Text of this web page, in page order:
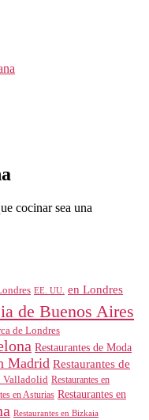
cocinar sea una
EE. UU. en Londres
de Buenos Aires
de Londres
Restaurantes de Moda
Madrid Restaurantes de
Valladolid Restaurantes en
en Asturias Restaurantes en
Restaurantes en Bizkaia